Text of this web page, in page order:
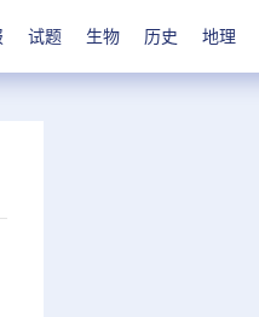
试题 生物 历史 地理